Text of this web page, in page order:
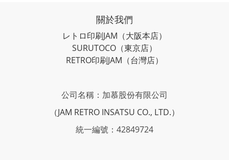
關於我們
レトロ印刷JAM （大阪本店）
SURUTOCO （東京店）
RETRO印刷JAM （台灣店）
公司名稱：加慕股份有限公司
（JAM RETRO INSATSU CO., LTD.）
統一編號：42849724